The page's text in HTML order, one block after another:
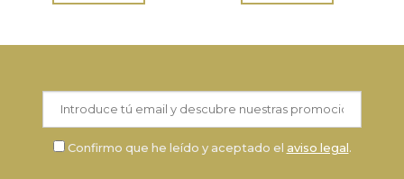
Confirmo que he leído y aceptado el aviso legal.